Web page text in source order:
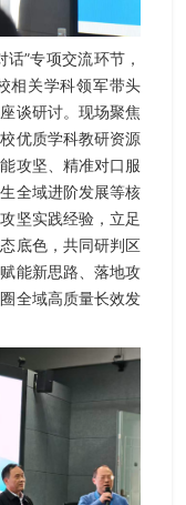
”专项交流环节，
相关学科领军带头
谈研讨。现场聚焦
优质学科教研资源
攻坚、精准对口服
全域进阶发展等核
坚实践经验，立足
底色，共同研判区
能新思路、落地攻
全域高质量长效发